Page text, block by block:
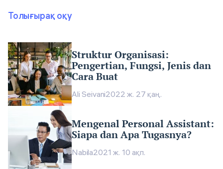
Толығырақ оқу
Struktur Organisasi:
Pengertian, Fungsi, Jenis dan
Cara Buat
Ali Seivani2022 ж. 27 қаң.
Mengenal Personal Assistant:
Siapa dan Apa Tugasnya?
Nabila2021 ж. 10 ақп.